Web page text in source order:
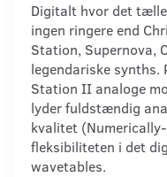
Digitalt hvor det
ingen ringere end
Station, Supernova,
legendariske synths.
Station II analoge
lyder fuldstændig
kvalitet
fleksibiliteten i det
wavetables.